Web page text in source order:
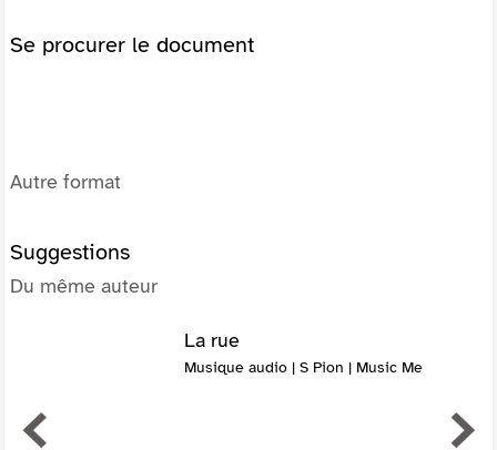
Se procurer le document
Autre format
Suggestions
Du même auteur
La rue
Musique audio | S Pion | Music Me